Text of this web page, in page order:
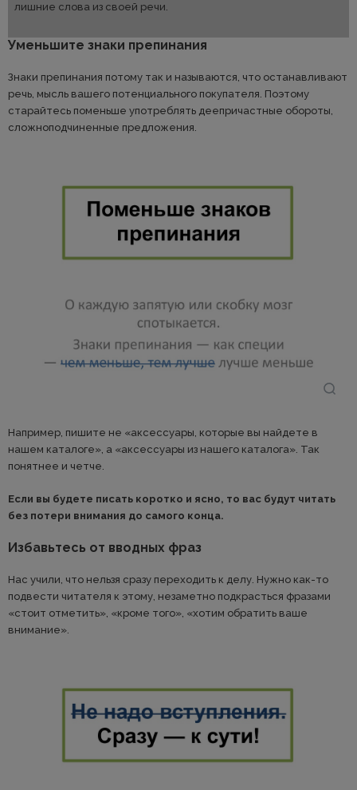
лишние слова из своей речи.
Уменьшите знаки препинания
Знаки препинания потому так и называются, что останавливают
речь, мысль вашего потенциального покупателя. Поэтому
старайтесь поменьше употреблять деепричастные обороты,
сложноподчиненные предложения.
Например, пишите не «аксессуары, которые вы найдете в
нашем каталоге», а «аксессуары из нашего каталога». Так
понятнее и четче.
Если вы будете писать коротко и ясно, то вас будут читать
без потери внимания до самого конца.
Избавьтесь от вводных фраз
Нас учили, что нельзя сразу переходить к делу. Нужно как-то
подвести читателя к этому, незаметно подкрасться фразами
«стоит отметить», «кроме того», «хотим обратить ваше
внимание».